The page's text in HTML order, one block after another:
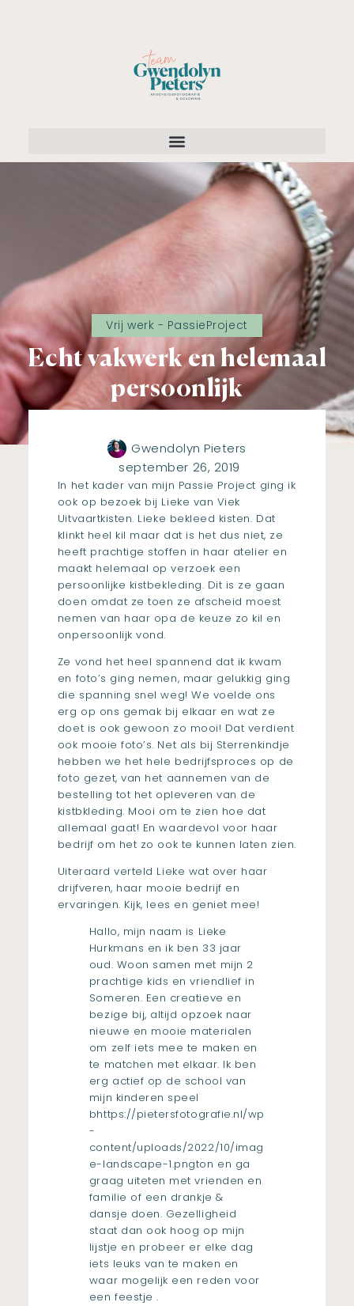
Vrij werk - PassieProject
Echt vakwerk en helemaal
persoonlijk
Gwendolyn Pieters
september 26, 2019
In het kader van mijn Passie Project ging ik
ook op bezoek bij Lieke van Viek
Uitvaartkisten. Lieke bekleed kisten. Dat
klinkt heel kil maar dat is het dus niet, ze
heeft prachtige stoffen in haar atelier en
maakt helemaal op verzoek een
persoonlijke kistbekleding. Dit is ze gaan
doen omdat ze toen ze afscheid moest
nemen van haar opa de keuze zo kil en
onpersoonlijk vond.
Ze vond het heel spannend dat ik kwam
en foto’s ging nemen, maar gelukkig ging
die spanning snel weg! We voelde ons
erg op ons gemak bij elkaar en wat ze
doet is ook gewoon zo mooi! Dat verdient
ook mooie foto’s. Net als bij Sterrenkindje
hebben we het hele bedrijfsproces op de
foto gezet, van het aannemen van de
bestelling tot het opleveren van de
kistbkleding. Mooi om te zien hoe dat
allemaal gaat! En waardevol voor haar
bedrijf om het zo ook te kunnen laten zien.
Uiteraard verteld Lieke wat over haar
drijfveren, haar mooie bedrijf en
ervaringen. Kijk, lees en geniet mee!
Hallo, mijn naam is Lieke
Hurkmans en ik ben 33 jaar
oud. Woon samen met mijn 2
prachtige kids en vriendlief in
Someren. Een creatieve en
bezige bij, altijd opzoek naar
nieuwe en mooie materialen
om zelf iets mee te maken en
te matchen met elkaar. Ik ben
erg actief op de school van
mijn kinderen speel
bhttps://pietersfotografie.nl/wp
-
content/uploads/2022/10/imag
e-landscape-1.pngton en ga
graag uiteten met vrienden en
familie of een drankje &
dansje doen. Gezelligheid
staat dan ook hoog op mijn
lijstje en probeer er elke dag
iets leuks van te maken en
waar mogelijk een reden voor
een feestje .